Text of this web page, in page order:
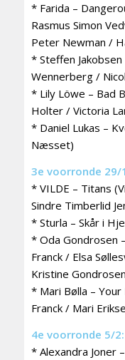
* Farida –
Rasmus Simon
Peter Newman /
* Steffen
Wennerberg /
* Lily Löwe – Bad
Holter / Victoria
* Daniel Lukas –
Næsset)
3e voorronde 29/
* VILDE – Titans
Sindre Timberlid
* Sturla – Skår i
* Oda Gondrosen
Franck / Elsa
Kristine
* Mari Bølla –
Franck / Mari
4e voorronde 5/2:
* Alexandra Joner